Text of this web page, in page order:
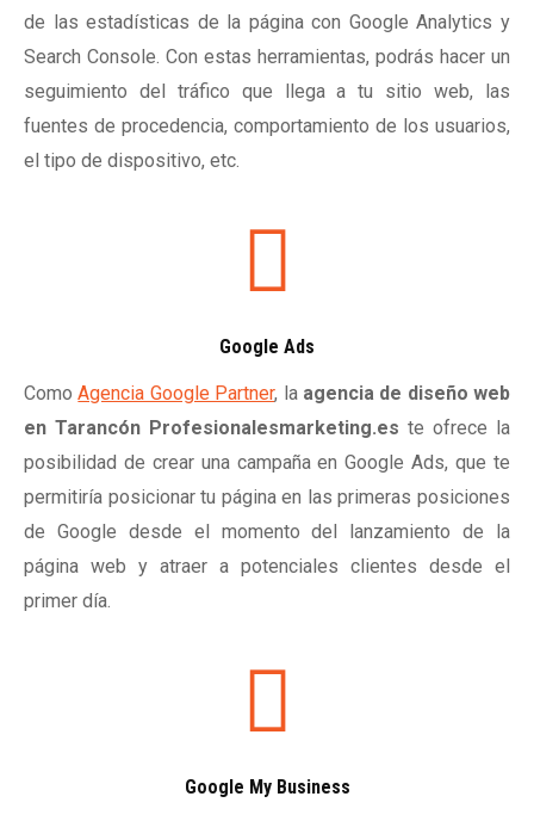
de las estadísticas de la página con Google Analytics y
Search Console. Con estas herramientas, podrás hacer un
seguimiento del tráfico que llega a tu sitio web, las
fuentes de procedencia, comportamiento de los usuarios,
el tipo de dispositivo, etc.
Google Ads
ComoAgencia Google Partner, la agencia de diseño web
en Tarancón Profesionalesmarketing.es te ofrece la
posibilidad de crear una campaña en Google Ads, que te
permitiría posicionar tu página en las primeras posiciones
de Google desde el momento del lanzamiento de la
página web y atraer a potenciales clientes desde el
primer día.
Google My Business